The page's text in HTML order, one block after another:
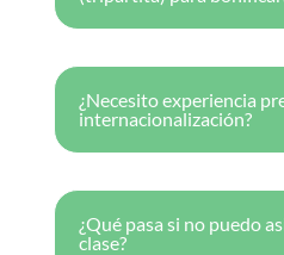
¿Necesito experiencia
internacionalización?
¿Qué pasa si no puedo
clase?